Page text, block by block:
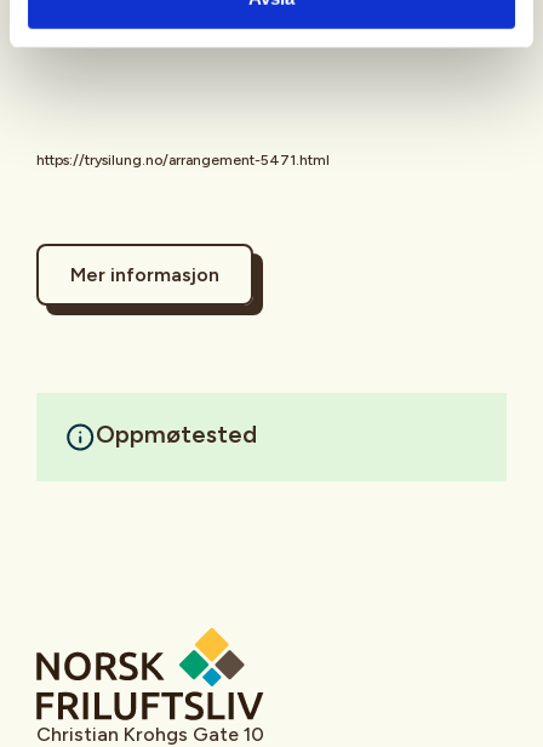
eller 9963557
https://trysilung.no/arrangement-5471.html
Mer informasjon
Oppmøtested
Christian Krohgs Gate 10